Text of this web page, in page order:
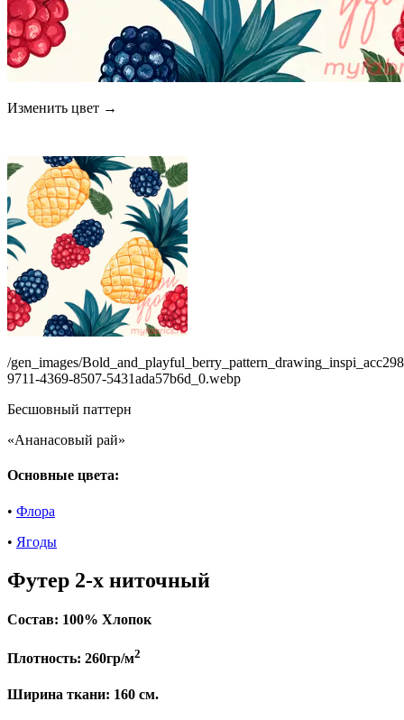
Изменить цвет →
/gen_images/
9711-4369-8507-5431ada57b6d_0.webp
Бесшовный паттерн
«Ананасовый рай»
Основные цвета:
• Флора
• Ягоды
Футер 2-х ниточный
Состав: 100% Хлопок
Плотность: 260гр/м2
Ширина ткани: 160 см.